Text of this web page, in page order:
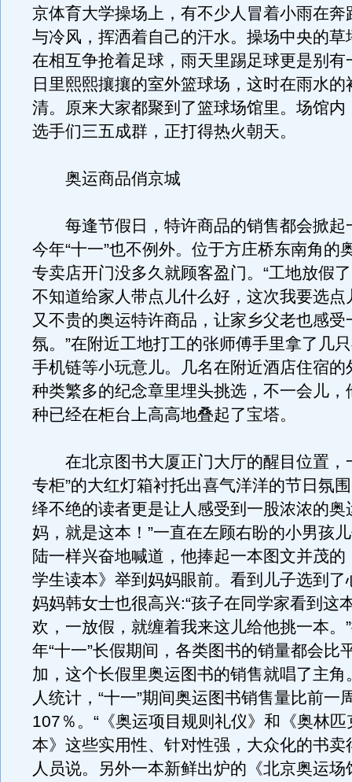
京体育大学操场上，有不少人冒着小雨在奔
与冷风，挥洒着自己的汗水。操场中央的草
在相互争抢着足球，雨天里踢足球更是别有
日里熙熙攘攘的室外篮球场，这时在雨水的
清。原来大家都聚到了篮球场馆里。场馆内
选手们三五成群，正打得热火朝天。
奥运商品俏京城
每逢节假日，特许商品的销售都会掀起
今年“十一”也不例外。位于方庄桥东南角的
专卖店开门没多久就顾客盈门。“工地放假
不知道给家人带点儿什么好，这次我要选点
又不贵的奥运特许商品，让家乡父老也感受
氛。”在附近工地打工的张师傅手里拿了几
手机链等小玩意儿。几名在附近酒店住宿的
种类繁多的纪念章里埋头挑选，不一会儿，
种已经在柜台上高高地叠起了宝塔。
在北京图书大厦正门大厅的醒目位置，
专柜”的大红灯箱衬托出喜气洋洋的节日氛
绎不绝的读者更是让人感受到一股浓浓的奥
妈，就是这本！”一直在左顾右盼的小男孩
陆一样兴奋地喊道，他捧起一本图文并茂的
学生读本》举到妈妈眼前。看到儿子选到了
妈妈韩女士也很高兴:“孩子在同学家看到这
欢，一放假，就缠着我来这儿给他挑一本。
年“十一”长假期间，各类图书的销量都会比
加，这个长假里奥运图书的销售就唱了主角
人统计，“十一”期间奥运图书销售量比前一
107％。“《奥运项目规则礼仪》和《奥林
本》这些实用性、针对性强，大众化的书卖
人员说。另外一本新鲜出炉的《北京奥运场